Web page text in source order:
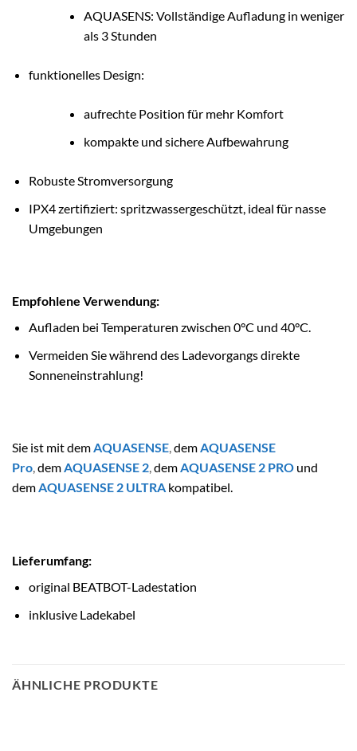
AQUASENS: Vollständige Aufladung in weniger
als 3 Stunden
funktionelles Design:
aufrechte Position für mehr Komfort
kompakte und sichere Aufbewahrung
Robuste Stromversorgung
IPX4 zertifiziert: spritzwassergeschützt, ideal für nasse
Umgebungen
Empfohlene Verwendung:
Aufladen bei Temperaturen zwischen 0°C und 40°C.
Vermeiden Sie während des Ladevorgangs direkte
Sonneneinstrahlung!
Sie ist mit demAQUASENSE,demAQUASENSE
Pro,demAQUASENSE 2,demAQUASENSE 2 PRO und
demAQUASENSE 2 ULTRA kompatibel.
Lieferumfang:
original BEATBOT-Ladestation
inklusive Ladekabel
ÄHNLICHE PRODUKTE